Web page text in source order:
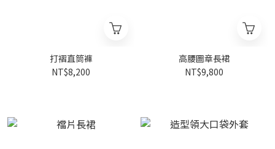
打褶直筒褲
NT$8,200
高腰圖章長裙
NT$9,800